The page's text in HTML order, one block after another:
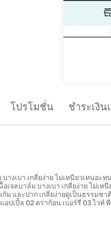
โปรโมชั่น ชำระเงิ
งเบา เกลี่ยง่าย ไม่เหนียวเหนอะ
จลบาล์ม บางเบา เกลี่ยง่าย ไม่เห
ม และปาก เกลี่ยง่ายดูเป็นธรรมช
ปเปิ้ล 02 ดราก้อน เบอร์รี่ 03 ไวท์